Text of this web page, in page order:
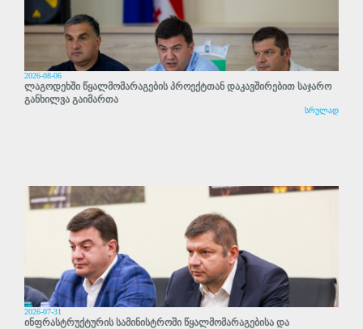
2026-08-06
ლაგოდეხში წყალმომარაგების პროექტთან დაკავშირებით საჯარო
განხილვა გაიმართა
სრულად
2026-07-31
ინფრასტრუქტურის სამინისტროში წყალმომარაგებისა და